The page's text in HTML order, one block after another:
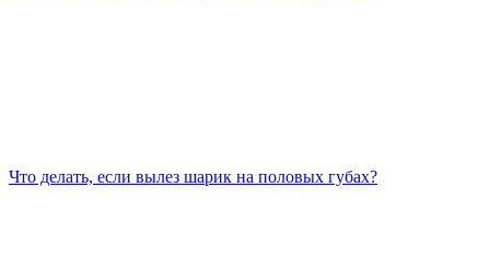
Что делать, если вылез шарик на половых губах?